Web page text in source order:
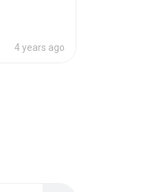
4 years ago